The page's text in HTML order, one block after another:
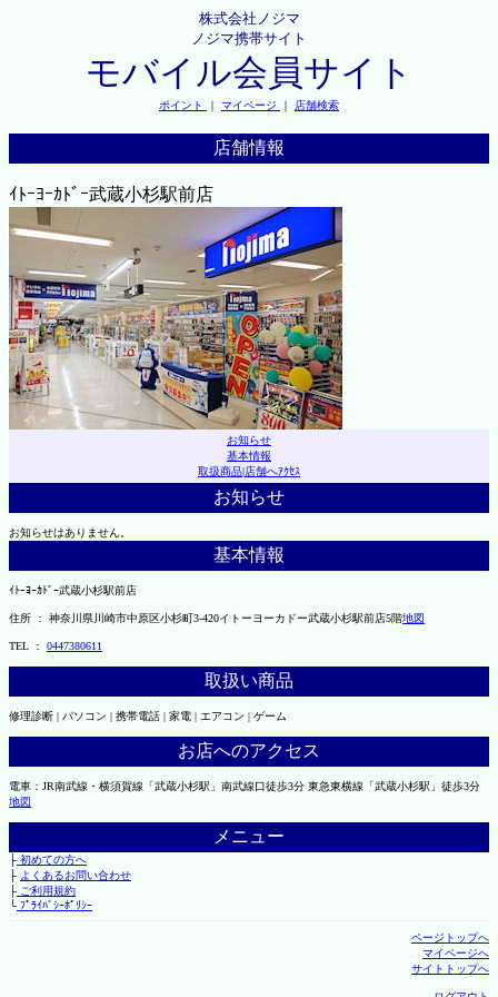
株式会社ノジマ
ノジマ携帯サイト
モバイル会員サイト
ポイント ｜ マイページ ｜ 店舗検索
店舗情報
ｲﾄｰﾖｰｶﾄﾞｰ武蔵小杉駅前店
お知らせ
基本情報
取扱商品|店舗へｱｸｾｽ
お知らせ
お知らせはありません。
基本情報
ｲﾄｰﾖｰｶﾄﾞｰ武蔵小杉駅前店
住所 ： 神奈川県川崎市中原区小杉町3-420イトーヨーカドー武蔵小杉駅前店5階地図
TEL ： 0447380611
取扱い商品
修理診断 | パソコン | 携帯電話 | 家電 | エアコン | ゲーム
お店へのアクセス
電車：JR南武線・横須賀線「武蔵小杉駅」南武線口徒歩3分 東急東横線「武蔵小杉駅」徒歩3分
地図
メニュー
├初めての方へ
├ よくあるお問い合わせ
├ご利用規約
└ﾌﾟﾗｲﾊﾞｼｰﾎﾟﾘｼｰ
ページトップへ
マイページへ
サイトトップへ